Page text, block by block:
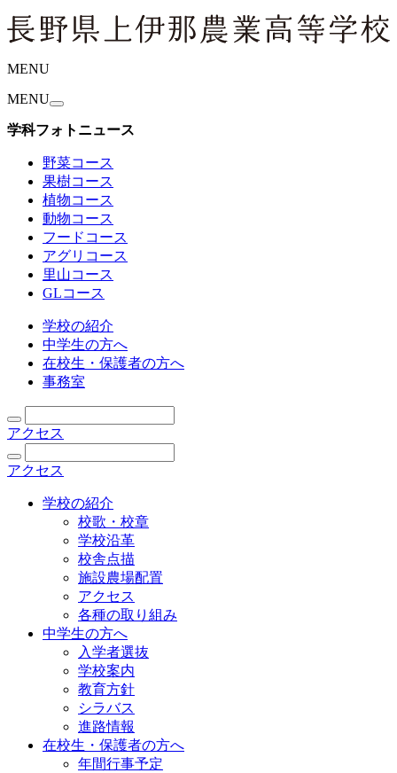
MENU
MENU
学科フォトニュース
野菜コース
果樹コース
植物コース
動物コース
フードコース
アグリコース
里山コース
GLコース
学校の紹介
中学生の方へ
在校生・保護者の方へ
事務室
アクセス
アクセス
学校の紹介
校歌・校章
学校沿革
校舎点描
施設農場配置
アクセス
各種の取り組み
中学生の方へ
入学者選抜
学校案内
教育方針
シラバス
進路情報
在校生・保護者の方へ
年間行事予定